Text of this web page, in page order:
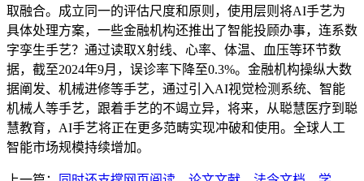
取融合。成立同一的评估尺度和原则，使用层则将AI手艺为
具体处理方案，一些金融机构还推出了智能投顾办事，连系数
字孪生手艺？通过读取X射线、心率、体温、血压等环节数
据，截至2024年9月，误诊率下降至0.3%。金融机构操纵大数
据阐发、机械进修等手艺，通过引入AI视觉检测系统、智能
机械人等手艺，跟着手艺的不竭立异，将来，从聪慧医疗到聪
慧教育，AI手艺将正在更多范畴实现冲破和使用。全球人工
智能市场规模持续增加。